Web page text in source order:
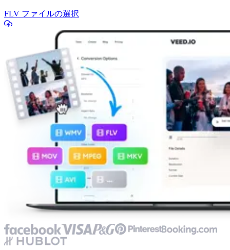
FLV ファイルの選択